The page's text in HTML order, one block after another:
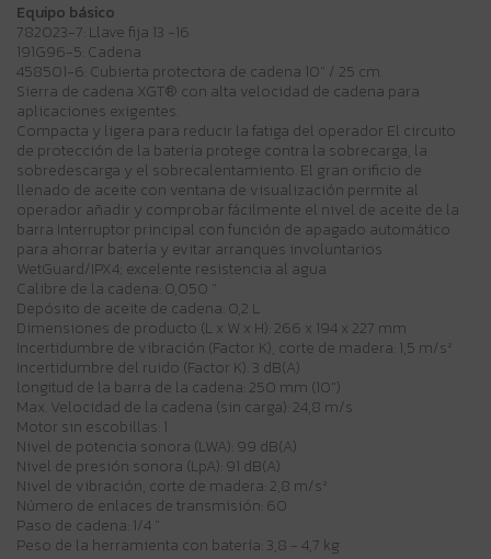
Equipo básico
782023-7: Llave fija 13 -16
191G96-5: Cadena
458501-6: Cubierta protectora de cadena 10" / 25 cm.
Sierra de cadena XGT® con alta velocidad de cadena para
aplicaciones exigentes.
Compacta y ligera para reducir la fatiga del operador El circuito
de protección de la batería protege contra la sobrecarga, la
sobredescarga y el sobrecalentamiento. El gran orificio de
llenado de aceite con ventana de visualización permite al
operador añadir y comprobar fácilmente el nivel de aceite de la
barra Interruptor principal con función de apagado automático
para ahorrar batería y evitar arranques involuntarios
WetGuard/IPX4; excelente resistencia al agua
Calibre de la cadena: 0,050 "
Depósito de aceite de cadena: 0,2 L
Dimensiones de producto (L x W x H): 266 x 194 x 227 mm
Incertidumbre de vibración (Factor K), corte de madera: 1,5 m/s²
Incertidumbre del ruido (Factor K): 3 dB(A)
longitud de la barra de la cadena: 250 mm (10")
Max. Velocidad de la cadena (sin carga): 24,8 m/s
Motor sin escobillas: 1
Nivel de potencia sonora (LWA): 99 dB(A)
Nivel de presión sonora (LpA): 91 dB(A)
Nivel de vibración, corte de madera: 2,8 m/s²
Número de enlaces de transmisión: 60
Paso de cadena: 1/4 "
Peso de la herramienta con batería: 3,8 - 4,7 kg